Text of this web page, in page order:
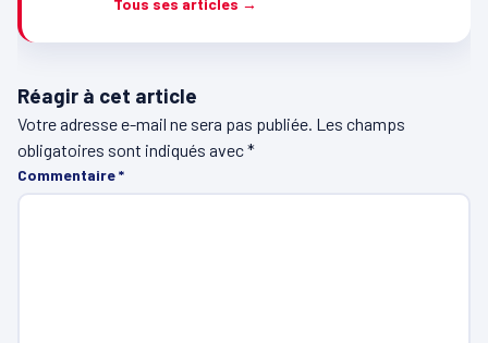
Réagir à cet article
Votre adresse e-mail ne sera pas publiée. Les champs
obligatoires sont indiqués avec*
Commentaire*